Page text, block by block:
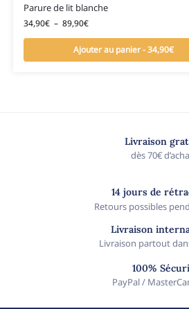
Parure de lit blanche
34,90€ – 89,90€
Ajouter au panier - 34,90€
Livraison
dès 70€
14 jours de
Retours possibles
Livraison
Livraison partout
100%
PayPal /